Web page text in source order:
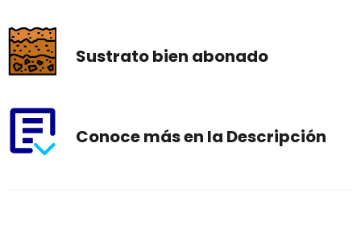
Sustrato bien abonado
Conoce más en la Descripción